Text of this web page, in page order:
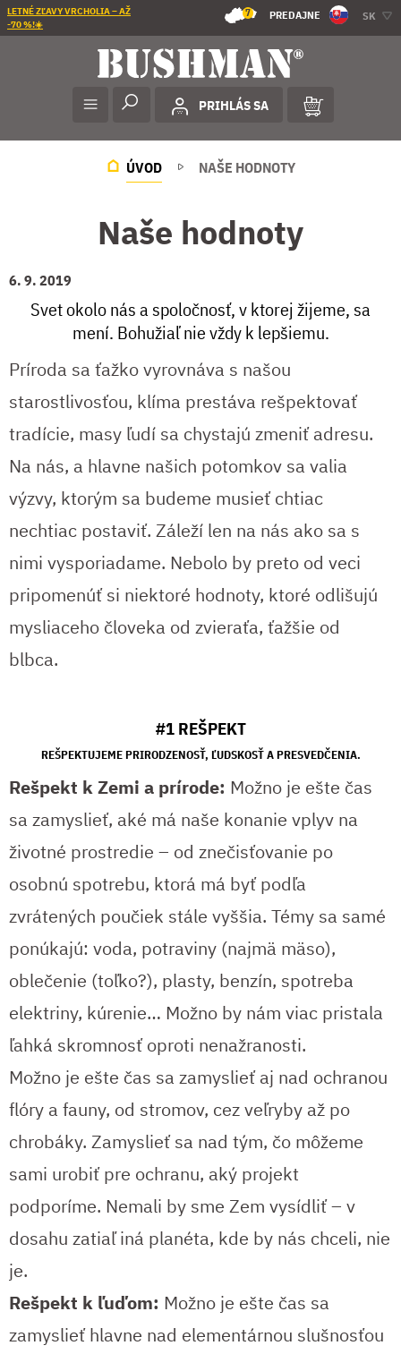
LETNÉ ZĽAVY VRCHOLIA – AŽ
-70 %!☀️
7 PREDAJNE SK
PRIHLÁS SA
ÚVOD NAŠE HODNOTY
Naše hodnoty
6. 9. 2019
Svet okolo nás a spoločnosť, v ktorej žijeme, sa
mení. Bohužiaľ nie vždy k lepšiemu.
Príroda sa ťažko vyrovnáva s našou
starostlivosťou, klíma prestáva rešpektovať
tradície, masy ľudí sa chystajú zmeniť adresu.
Na nás, a hlavne našich potomkov sa valia
výzvy, ktorým sa budeme musieť chtiac
nechtiac postaviť. Záleží len na nás ako sa s
nimi vysporiadame. Nebolo by preto od veci
pripomenúť si niektoré hodnoty, ktoré odlišujú
mysliaceho človeka od zvieraťa, ťažšie od
blbca.
#1 REŠPEKT
REŠPEKTUJEME PRIRODZENOSŤ, ĽUDSKOSŤ A PRESVEDČENIA.
Rešpekt k Zemi a prírode: Možno je ešte čas
sa zamyslieť, aké má naše konanie vplyv na
životné prostredie – od znečisťovanie po
osobnú spotrebu, ktorá má byť podľa
zvrátených poučiek stále vyššia. Témy sa samé
ponúkajú: voda, potraviny (najmä mäso),
oblečenie (toľko?), plasty, benzín, spotreba
elektriny, kúrenie… Možno by nám viac pristala
ľahká skromnosť oproti nenažranosti.
Možno je ešte čas sa zamyslieť aj nad ochranou
flóry a fauny, od stromov, cez veľryby až po
chrobáky. Zamyslieť sa nad tým, čo môžeme
sami urobiť pre ochranu, aký projekt
podporíme. Nemali by sme Zem vysídliť – v
dosahu zatiaľ iná planéta, kde by nás chceli, nie
je.
Rešpekt k ľuďom: Možno je ešte čas sa
zamyslieť hlavne nad elementárnou slušnosťou